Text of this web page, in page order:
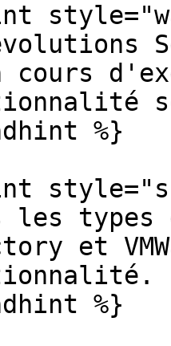
cours
%}
les types
et
%}